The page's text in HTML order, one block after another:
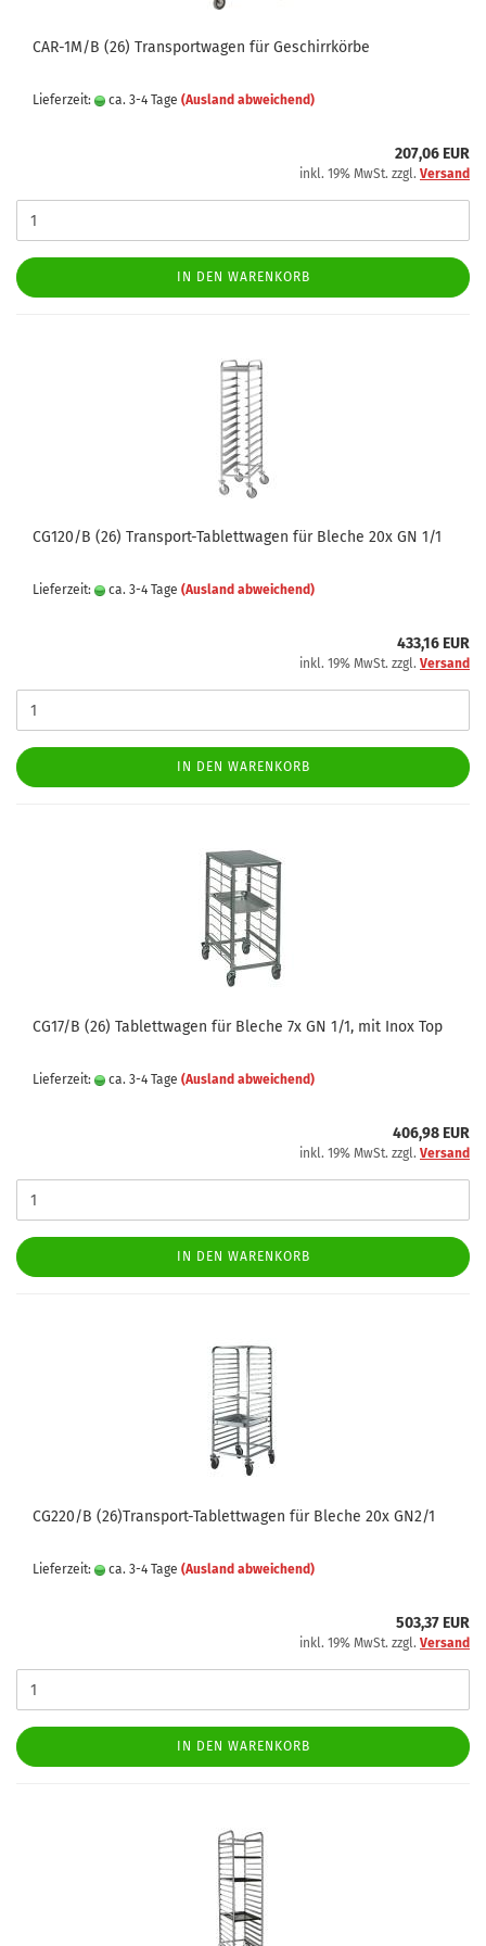
CAR-1M/B (26) Transportwagen für Geschirrkörbe
Lieferzeit: ca. 3-4 Tage (Ausland abweichend)
207,06 EUR
inkl. 19% MwSt. zzgl. Versand
IN DEN WARENKORB
CG120/B (26) Transport-Tablettwagen für Bleche 20x GN 1/1
Lieferzeit: ca. 3-4 Tage (Ausland abweichend)
433,16 EUR
inkl. 19% MwSt. zzgl. Versand
IN DEN WARENKORB
CG17/B (26) Tablettwagen für Bleche 7x GN 1/1, mit Inox Top
Lieferzeit: ca. 3-4 Tage (Ausland abweichend)
406,98 EUR
inkl. 19% MwSt. zzgl. Versand
IN DEN WARENKORB
CG220/B (26)Transport-Tablettwagen für Bleche 20x GN2/1
Lieferzeit: ca. 3-4 Tage (Ausland abweichend)
503,37 EUR
inkl. 19% MwSt. zzgl. Versand
IN DEN WARENKORB